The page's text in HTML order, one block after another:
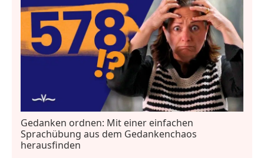
Gedanken ordnen: Mit einer einfachen
Sprachübung aus dem Gedankenchaos
herausfinden